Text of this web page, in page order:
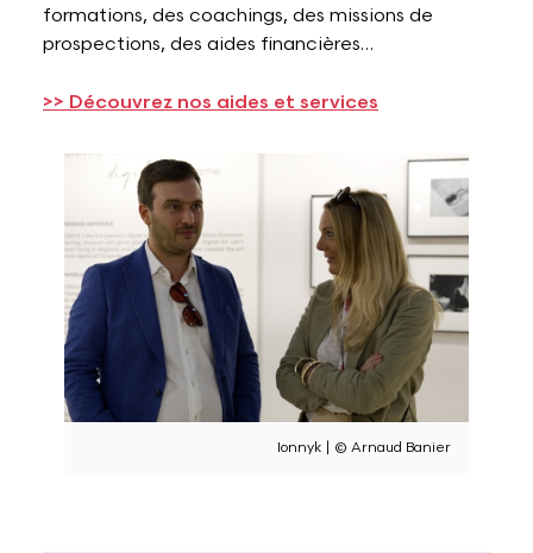
formations, des coachings, des missions de
prospections, des aides financières…
>> Découvrez nos aides et services
Ionnyk | © Arnaud Banier